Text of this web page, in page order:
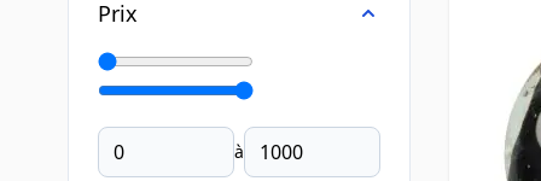
Prix
Minimal Price
à